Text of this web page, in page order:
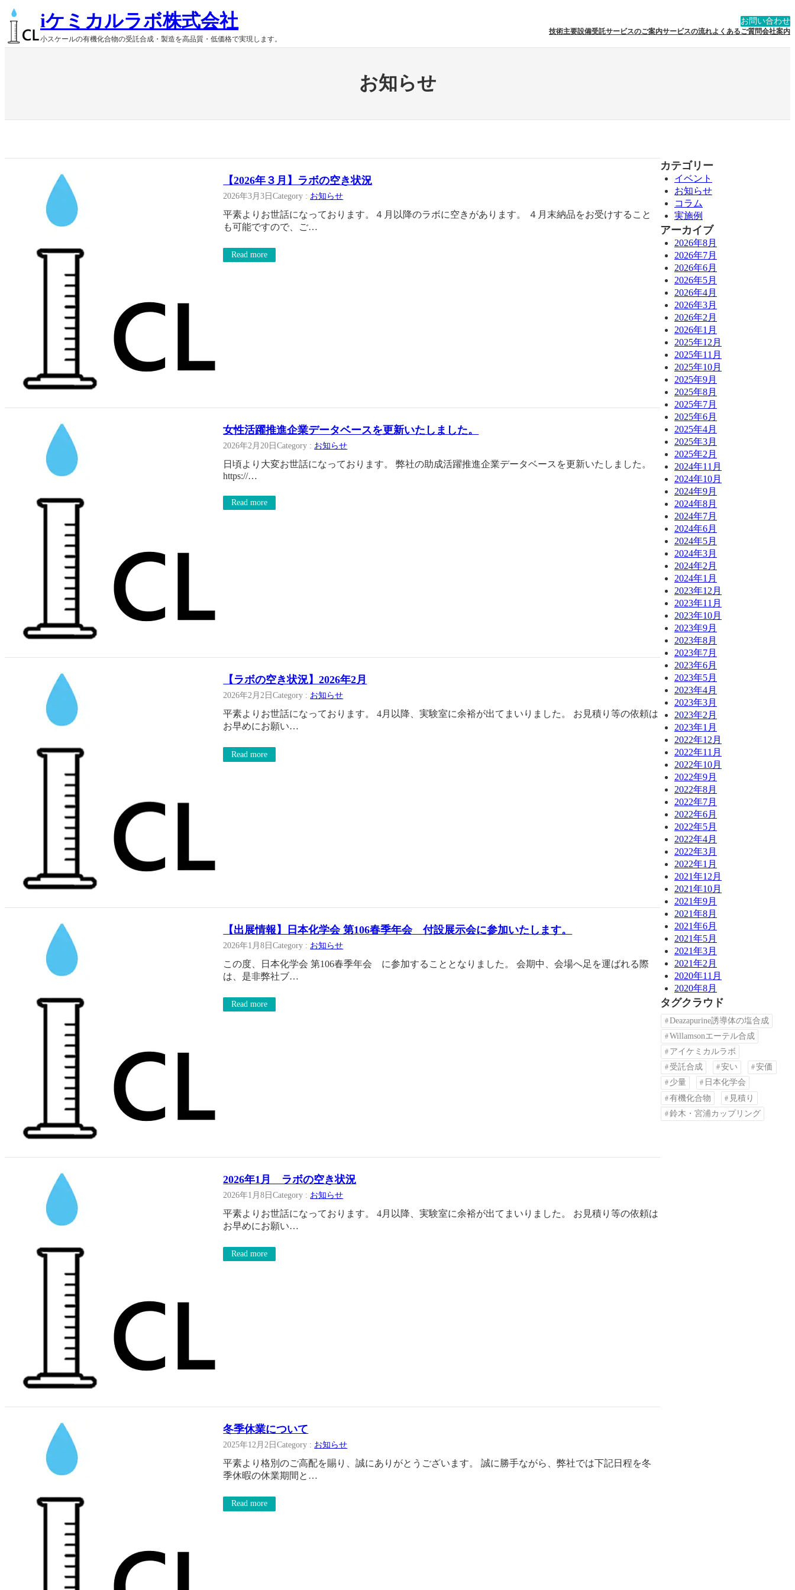
内
容
ス
iケミカルラボ株式会社
小スケールの有機化合物の受託合成・製造を高品質・低価格で実現します。
お問い合わせ
技術主要設備受託サービスのご案内サービスの流れよくあるご質問会社案内
お知らせ
【2026年３月】ラボの空き状況
2026年3月3日Category : お知らせ
平素よりお世話になっております。４月以降のラボに空きがあります。 ４月末納品をお受けすること
も可能ですので、ご…
Read more
女性活躍推進企業データベースを更新いたしました。
2026年2月20日Category : お知らせ
日頃より大変お世話になっております。 弊社の助成活躍推進企業データベースを更新いたしました。
https://…
Read more
【ラボの空き状況】2026年2月
2026年2月2日Category : お知らせ
平素よりお世話になっております。 4月以降、実験室に余裕が出てまいりました。 お見積り等の依頼は
お早めにお願い…
Read more
【出展情報】日本化学会 第106春季年会 付設展示会に参加いたします。
2026年1月8日Category : お知らせ
この度、日本化学会 第106春季年会 に参加することとなりました。 会期中、会場へ足を運ばれる際
は、是非弊社ブ…
Read more
2026年1月 ラボの空き状況
2026年1月8日Category : お知らせ
平素よりお世話になっております。 4月以降、実験室に余裕が出てまいりました。 お見積り等の依頼は
お早めにお願い…
Read more
冬季休業について
2025年12月2日Category : お知らせ
平素より格別のご高配を賜り、誠にありがとうございます。 誠に勝手ながら、弊社では下記日程を冬
季休暇の休業期間と…
Read more
カテゴリー
イベント
お知らせ
コラム
実施例
アーカイブ
2026年8月
2026年7月
2026年6月
2026年5月
2026年4月
2026年3月
2026年2月
2026年1月
2025年12月
2025年11月
2025年10月
2025年9月
2025年8月
2025年7月
2025年6月
2025年4月
2025年3月
2025年2月
2024年11月
2024年10月
2024年9月
2024年8月
2024年7月
2024年6月
2024年5月
2024年3月
2024年2月
2024年1月
2023年12月
2023年11月
2023年10月
2023年9月
2023年8月
2023年7月
2023年6月
2023年5月
2023年4月
2023年3月
2023年2月
2023年1月
2022年12月
2022年11月
2022年10月
2022年9月
2022年8月
2022年7月
2022年6月
2022年5月
2022年4月
2022年3月
2022年1月
2021年12月
2021年10月
2021年9月
2021年8月
2021年6月
2021年5月
2021年3月
2021年2月
2020年11月
2020年8月
タグクラウド
Deazapurine誘導体の塩合成
Willamsonエーテル合成
アイケミカルラボ
受託合成
安い
安価
少量
日本化学会
有機化合物
見積り
鈴木・宮浦カップリング